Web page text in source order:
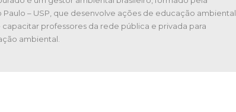
Paulo – USP, que desenvolve ações de educação ambiental
capacitar professores da rede pública e privada para
ambiental.